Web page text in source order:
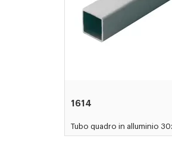
1614
Tubo quadro in alluminio